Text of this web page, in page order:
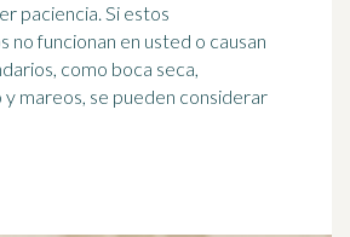
Si estos
no funcionan en usted o causan
como boca seca,
y mareos, se pueden considerar